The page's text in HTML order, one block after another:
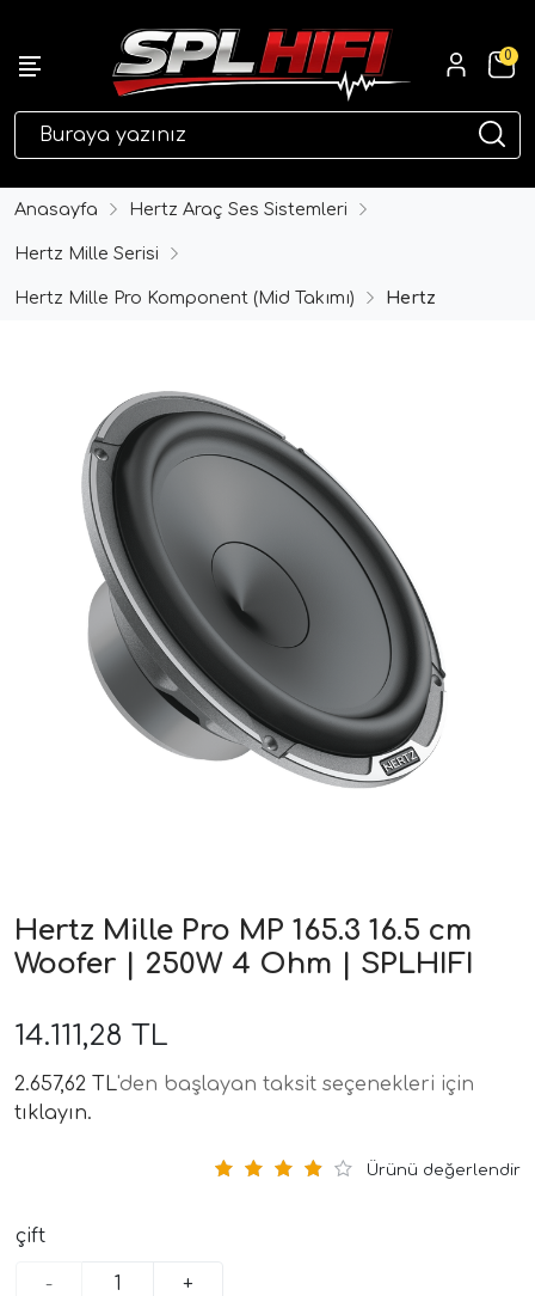
0
Anasayfa Hertz Araç Ses Sistemleri
Hertz Mille Serisi
Hertz Mille Pro Komponent (Mid Takımı) Hertz
Hertz Mille Pro MP 165.3 16.5 cm
Woofer | 250W 4 Ohm | SPLHIFI
14.111,28 TL
2.657,62 TL'den başlayan taksit seçenekleri için
tıklayın.
Ürünü değerlendir
çift
- +